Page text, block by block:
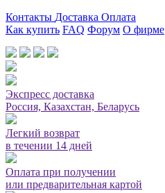
Контакты Доставка Оплата
Как купить FAQ Форум О фирме
Экспресс доставка
Россия, Казахстан, Беларусь
Легкий возврат
в течении 14 дней
Оплата при получении
или предварительная картой